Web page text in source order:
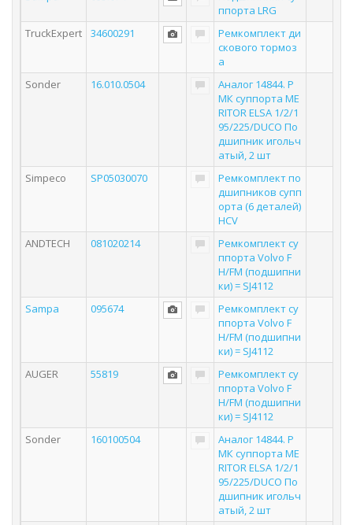
ппорта LRG
TruckExpert
34600291
Ремкомплект ди
скового тормоз
а
Sonder
16.010.0504
Аналог 14844. Р
МК суппорта ME
RITOR ELSA 1/2/1
95/225/DUCO По
дшипник игольч
атый, 2 шт
Simpeco
SP05030070
Ремкомплект по
дшипников супп
орта (6 деталей)
HCV
ANDTECH
081020214
Ремкомплект су
ппорта Volvo F
H/FM (подшипни
ки) = SJ4112
Sampa
095674
Ремкомплект су
ппорта Volvo F
H/FM (подшипни
ки) = SJ4112
AUGER
55819
Ремкомплект су
ппорта Volvo F
H/FM (подшипни
ки) = SJ4112
Sonder
160100504
Аналог 14844. Р
МК суппорта ME
RITOR ELSA 1/2/1
95/225/DUCO По
дшипник игольч
атый, 2 шт